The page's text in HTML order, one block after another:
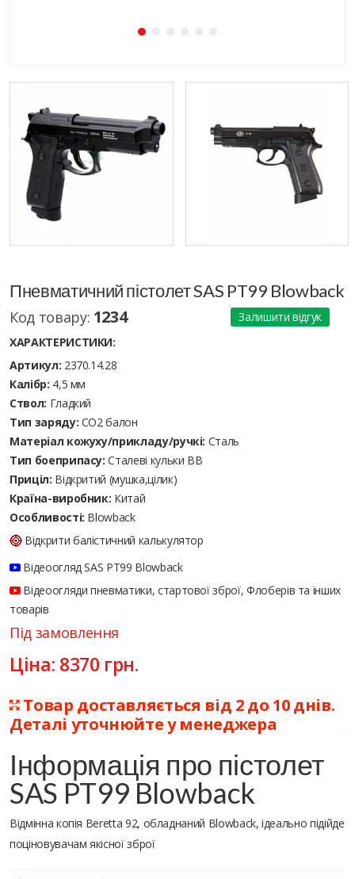
Пневматичний пістолет SAS PT99 Blowback
Код товару: 1234
Залишити відгук
ХАРАКТЕРИСТИКИ:
Артикул: 2370.14.28
Калібр: 4,5 мм
Ствол: Гладкий
Тип заряду: CO2 балон
Матеріал кожуху/прикладу/ручкі: Сталь
Тип боеприпасу: Сталеві кульки ВВ
Приціл: Відкритий (мушка,цілик)
Країна-виробник: Китай
Особливості: Blowback
Відкрити балістичний калькулятор
Відеоогляд SAS PT99 Blowback
Відеоогляди пневматики, стартової зброї, Флоберів та інших
товарів
Під замовлення
Ціна: 8370 грн.
Товар доставляється від 2 до 10 днів.
Деталі уточнюйте у менеджера
Інформація про пістолет
SAS PT99 Blowback
Відмінна копія Beretta 92, обладнаний Blowback, ідеально підійде
поціновувачам якісної зброї